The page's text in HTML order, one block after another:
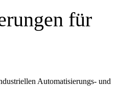
für
Automatisierungs- und